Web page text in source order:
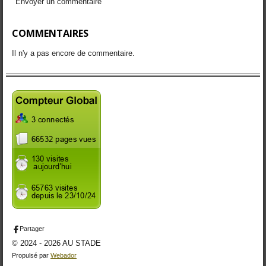
COMMENTAIRES
Il n'y a pas encore de commentaire.
Partager
© 2024 - 2026 AU STADE
Propulsé par Webador